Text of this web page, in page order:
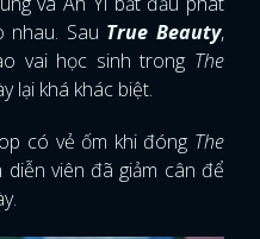
nhau. Sau True Beauty,
vai học sinh trong The
lại khá khác biệt.
có vẻ ốm khi đóng The
diễn viên đã giảm cân để